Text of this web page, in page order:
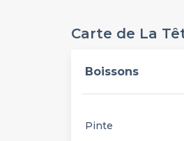
Carte de La
Boissons
Pinte